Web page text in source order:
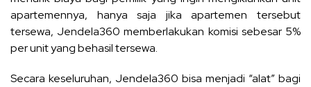
apartemennya, hanya saja jika apartemen tersebut
tersewa, Jendela360 memberlakukan komisi sebesar 5%
per unit yang behasil tersewa.
Secara keseluruhan, Jendela360 bisa menjadi “alat” bagi